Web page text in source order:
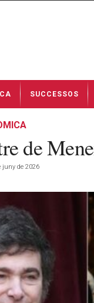
SUCCESSOS
de
juny de 2026